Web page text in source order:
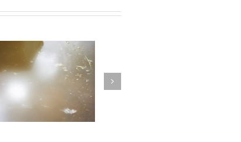
Autant parler au vent #010